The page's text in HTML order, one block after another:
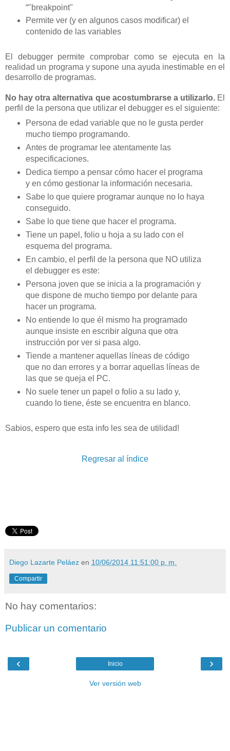
“"breakpoint"
Permite ver (y en algunos casos modificar) el
contenido de las variables
El debugger permite comprobar como se ejecuta en la
realidad un programa y supone una ayuda inestimable en el
desarrollo de programas.
No hay otra alternativa que acostumbrarse a utilizarlo.El
perfil de la persona que utilizar el debugger es el siguiente:
Persona de edad variable que no le gusta perder
mucho tiempo programando.
Antes de programar lee atentamente las
especificaciones.
Dedica tiempo a pensar cómo hacer el programa
y en cómo gestionar la información necesaria.
Sabe lo que quiere programar aunque no lo haya
conseguido.
Sabe lo que tiene que hacer el programa.
Tiene un papel, folio u hoja a su lado con el
esquema del programa.
En cambio, el perfil de la persona que NO utiliza
el debugger es este:
Persona joven que se inicia a la programación y
que dispone de mucho tiempo por delante para
hacer un programa.
No entiende lo que él mismo ha programado
aunque insiste en escribir alguna que otra
instrucción por ver si pasa algo.
Tiende a mantener aquellas líneas de código
que no dan errores y a borrar aquellas líneas de
las que se queja el PC.
No suele tener un papel o folio a su lado y,
cuando lo tiene, éste se encuentra en blanco.
Sabios, espero que esta info les sea de utilidad!
Regresar al índice
Diego Lazarte Peláez en 10/06/2014 11:51:00 p. m.
Compartir
No hay comentarios:
Publicar un comentario
‹ ›
Inicio
Ver versión web